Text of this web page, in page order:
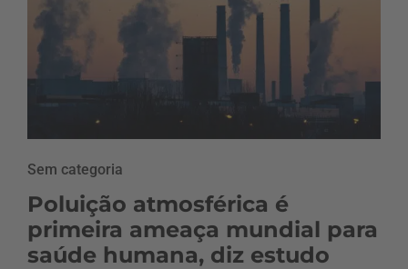
Sem categoria
Poluição atmosférica é
primeira ameaça mundial para
saúde humana, diz estudo